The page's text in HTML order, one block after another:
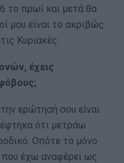
το πρωί και μετά θα
μου είναι το ακριβώς
Κυριακές.
έχεις
ερώτησή σου είναι
ότι μετράω
Οπότε το μόνο
που έχω αναφέρει ως